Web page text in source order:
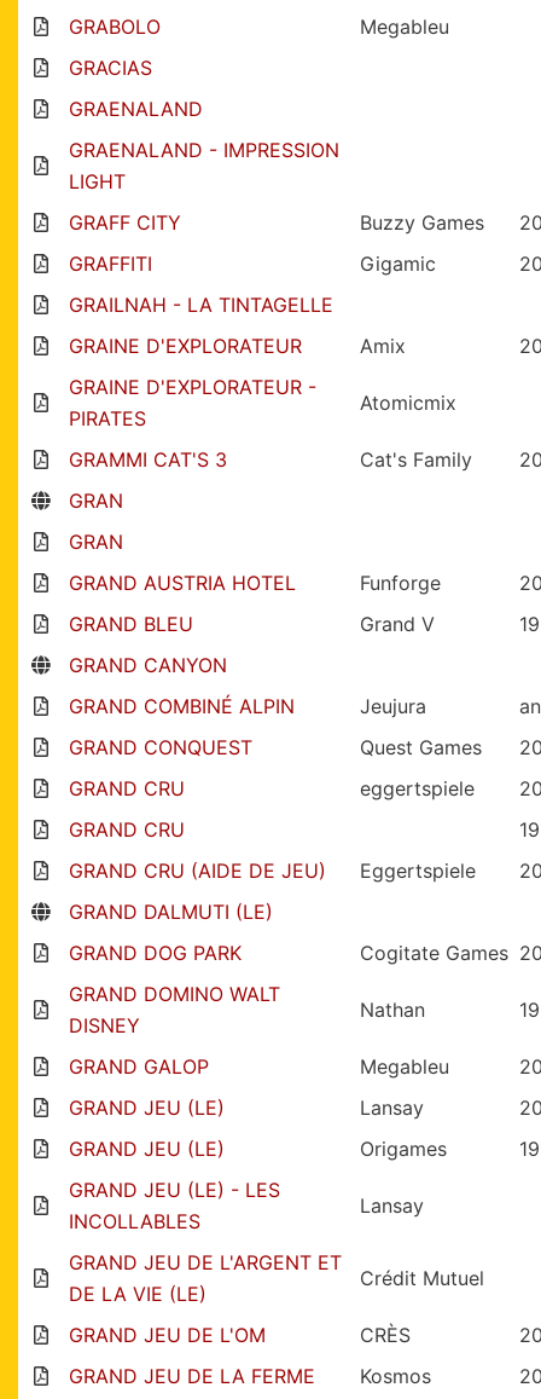
GRABOLO
Megableu
GRACIAS
GRAENALAND
GRAENALAND - IMPRESSION
LIGHT
GRAFF CITY
Buzzy Games
GRAFFITI
Gigamic
GRAILNAH - LA TINTAGELLE
GRAINE D'EXPLORATEUR
Amix
GRAINE D'EXPLORATEUR -
PIRATES
Atomicmix
GRAMMI CAT'S 3 Cat's Family
GRAN
GRAN
GRAND AUSTRIA HOTEL
Funforge
GRAND BLEU
Grand V
GRAND CANYON
GRAND COMBINÉ ALPIN
Jeujura
GRAND CONQUEST
Quest Games
GRAND CRU
eggertspiele
GRAND CRU
GRAND CRU (AIDE DE JEU)
Eggertspiele
GRAND DALMUTI (LE)
GRAND DOG PARK
Cogitate Games
GRAND DOMINO WALT
DISNEY
Nathan
GRAND GALOP Megableu
GRAND JEU (LE)
Lansay
GRAND JEU (LE)
Origames
GRAND JEU (LE) - LES
INCOLLABLES
Lansay
GRAND JEU DE L'ARGENT ET
DE LA VIE (LE)
Crédit Mutuel
GRAND JEU DE L'OM CRÈS
GRAND JEU DE LA FERME
Kosmos